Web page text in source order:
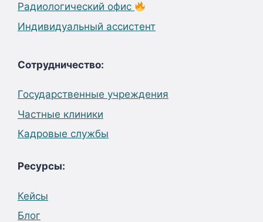
Радиологический офис
Индивидуальный ассистент
Сотрудничество:
Государственные учреждения
Частные клиники
Кадровые службы
Ресурсы:
Кейсы
Блог